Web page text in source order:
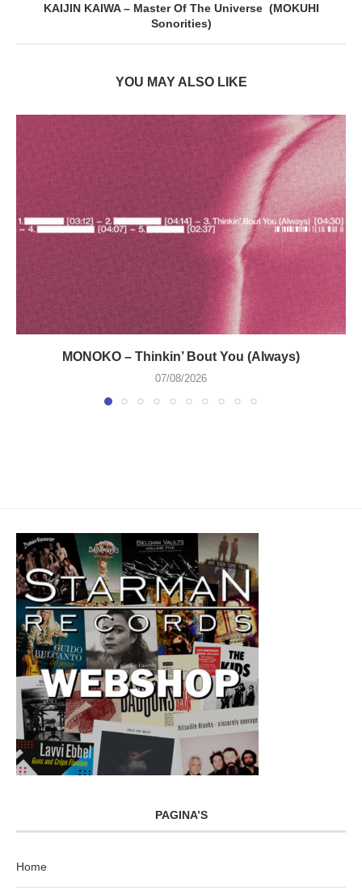
KAIJIN KAIWA – Master Of The Universe (MOKUHI
Sonorities)
YOU MAY ALSO LIKE
MONOKO – Thinkin’ Bout You (Always)
07/08/2026
PAGINA’S
Home